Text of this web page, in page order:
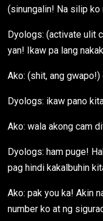
(sinungalin! Na silip ko
Dyologs: (activate ulit
yan! Ikaw pa lang
Ako: (shit, ang gwapo!)
Dyologs: ikaw pano
Ako: wala akong cam
Dyologs: ham puge!
pag hindi kakalbuhin
Ako: pak you ka! Akin
number ko at ng